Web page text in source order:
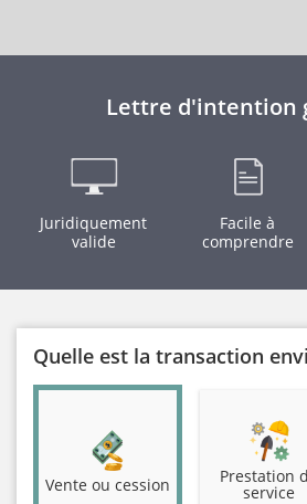
Lettre d'intention
Juridiquement
valide
Facile à
comprendre
Quelle est la transaction
Vente ou cession Prestation
service